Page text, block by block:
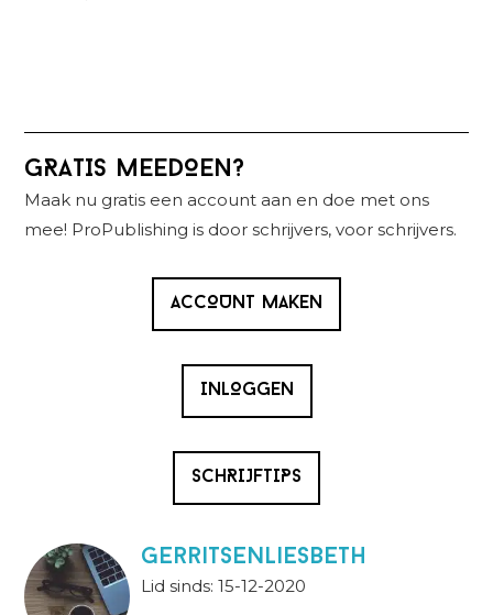
Primaire
Sidebar
GRATIS MEEDOEN?
Maak nu gratis een account aan en doe met ons
mee! ProPublishing is door schrijvers, voor schrijvers.
ACCOUNT MAKEN
INLOGGEN
SCHRIJFTIPS
gerritsenliesbeth
Lid sinds: 15-12-2020